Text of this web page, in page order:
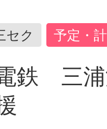
セク 予定・
鉄 三